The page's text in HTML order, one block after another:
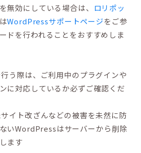
無効にしている場合は、
ロリポッ
WordPressサポートページをご参
ドを行われることをおすすめしま
う際は、ご利用中のプラグインや
に対応しているか必ずご確認くだ
イト改ざんなどの被害を未然に防
いWordPressはサーバーから削除
ます